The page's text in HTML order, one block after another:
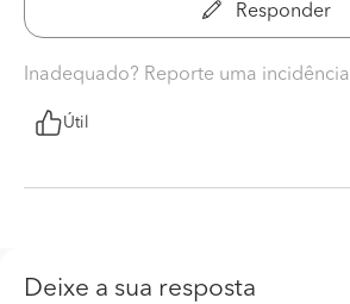
Responder
Inadequado? Reporte uma incidência
Útil
Deixe a sua resposta